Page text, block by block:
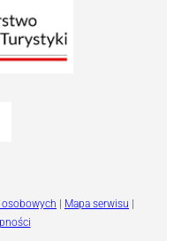
| Mapa serwisu |